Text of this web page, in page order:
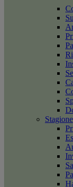
Stagione